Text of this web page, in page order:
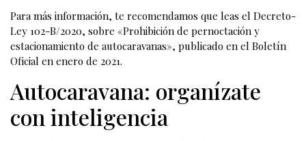
Para más información, te recomendamos que leas el Decreto-
Ley 102-B/2020, sobre «Prohibición de pernoctación y
estacionamiento de autocaravanas», publicado en el Boletín
Oficial en enero de 2021.
Autocaravana: organízate
con inteligencia